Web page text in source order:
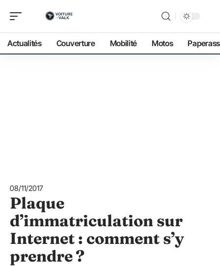
Actualités Couverture Mobilité Motos
08/11/2017
Plaque
d’immatriculation sur
Internet : comment s’y
prendre ?